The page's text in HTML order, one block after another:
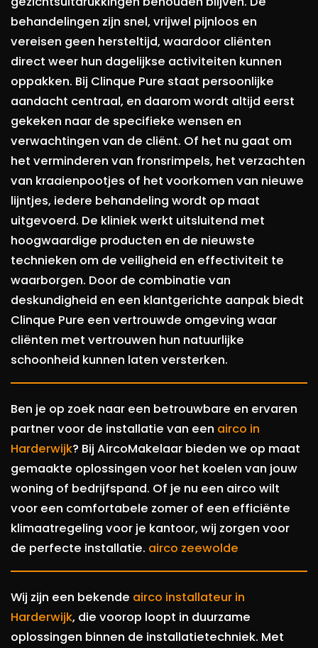
behandelingen zijn snel, vrijwel pijnloos en
vereisen geen hersteltijd, waardoor cliënten
direct weer hun dagelijkse activiteiten kunnen
oppakken. Bij Clinque Pure staat persoonlijke
aandacht centraal, en daarom wordt altijd eerst
gekeken naar de specifieke wensen en
verwachtingen van de cliënt. Of het nu gaat om
het verminderen van fronsrimpels, het verzachten
van kraaienpootjes of het voorkomen van nieuwe
lijntjes, iedere behandeling wordt op maat
uitgevoerd. De kliniek werkt uitsluitend met
hoogwaardige producten en de nieuwste
technieken om de veiligheid en effectiviteit te
waarborgen. Door de combinatie van
deskundigheid en een klantgerichte aanpak biedt
Clinque Pure een vertrouwde omgeving waar
cliënten met vertrouwen hun natuurlijke
schoonheid kunnen laten versterken.
Ben je op zoek naar een betrouwbare en ervaren
partner voor de installatie van een airco in
Harderwijk? Bij AircoMakelaar bieden we op maat
gemaakte oplossingen voor het koelen van jouw
woning of bedrijfspand. Of je nu een airco wilt
voor een comfortabele zomer of een efficiënte
klimaatregeling voor je kantoor, wij zorgen voor
de perfecte installatie. airco zeewolde
Wij zijn een bekende airco installateur in
Harderwijk, die voorop loopt in duurzame
oplossingen binnen de installatietechniek. Met